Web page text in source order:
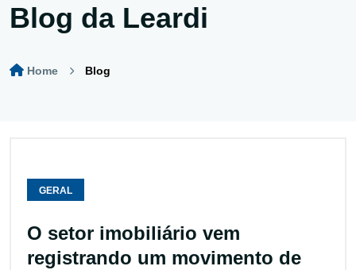
Blog da Leardi
Home Blog
GERAL
O setor imobiliário vem
registrando um movimento de